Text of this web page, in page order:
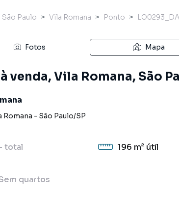
São Paulo Vila Romana Ponto
Fotos Mapa
venda, Vila Romana, São
Romana - São Paulo/SP
total 196 m² útil
quartos